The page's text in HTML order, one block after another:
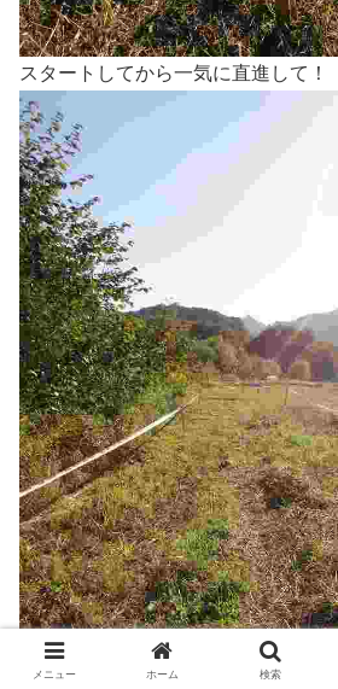
スタートしてから一気に直進して！
メニュー ホーム 検索